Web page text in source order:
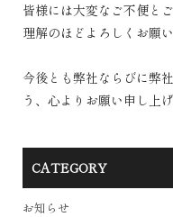
皆様には大変なご不便と
理解のほどよろしくお願
今後とも弊社ならびに弊
う、心よりお願い申し上げ
CATEGORY
お知らせ